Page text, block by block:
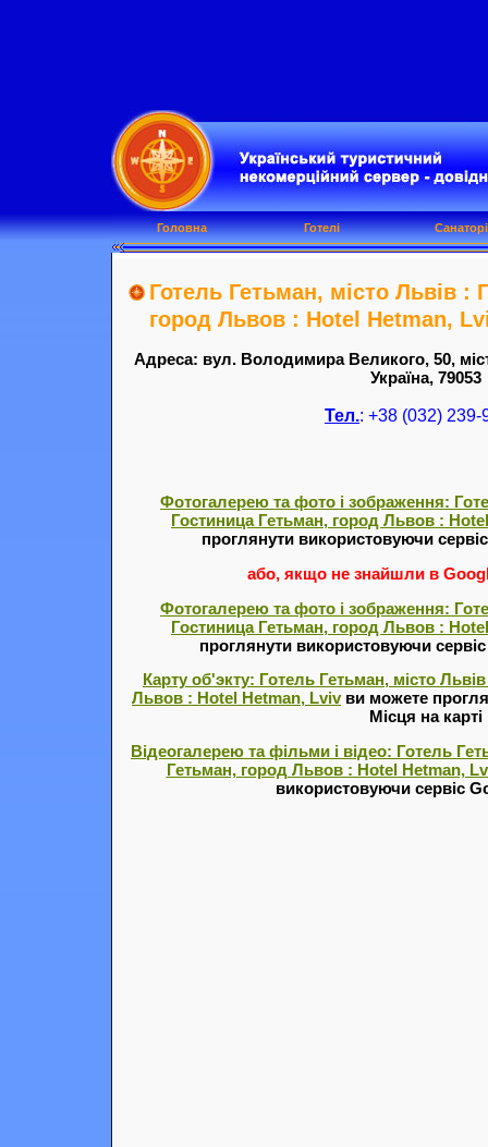
Готель Гетьман, місто Львів :
город Львов : Hotel Hetman,
Адреса: вул. Володимира Великого, 50,
Україна, 79053
Тел.: +38 (032) 239-
Фотогалерею та фото і зображення:
Гостиница Гетьман, город Львов :
проглянути використовуючи
або, якщо не знайшли в
Фотогалерею та фото і зображення:
Гостиница Гетьман, город Львов :
проглянути використовуючи
Карту об'экту: Готель Гетьман, місто
Львов : Hotel Hetman, Lvivви можете
Місця на карті
Відеогалерею та фільми і відео: Готель
Гетьман, город Львов : Hotel Hetman,
використовуючи сервіс
Головна Готелі